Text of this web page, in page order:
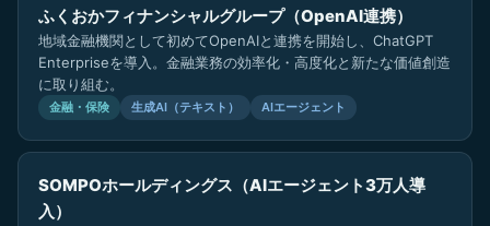
ふくおかフィナンシャルグループ（OpenAI連携）
地域金融機関として初めてOpenAIと連携を開始し、ChatGPT
Enterpriseを導入。金融業務の効率化・高度化と新たな価値創造
に取り組む。
金融・保険 生成AI（テキスト） AIエージェント
SOMPOホールディングス（AIエージェント3万人導
入）